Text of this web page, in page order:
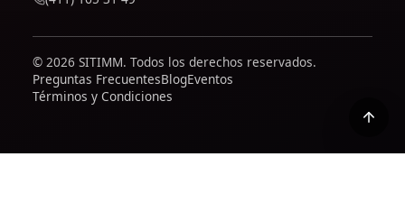
© 2026 SITIMM. Todos los derechos reservados.
Preguntas FrecuentesBlogEventos
Términos y Condiciones